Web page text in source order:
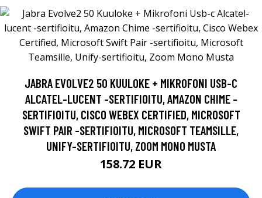
JABRA EVOLVE2 50 KUULOKE + MIKROFONI USB-C
ALCATEL-LUCENT -SERTIFIOITU, AMAZON CHIME -
SERTIFIOITU, CISCO WEBEX CERTIFIED, MICROSOFT
SWIFT PAIR -SERTIFIOITU, MICROSOFT TEAMSILLE,
UNIFY-SERTIFIOITU, ZOOM MONO MUSTA
158.72 EUR